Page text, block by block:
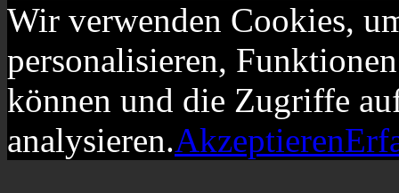
Wir verwenden Cookies,
personalisieren,
können und die Zugriffe
analysieren.Akzeptieren